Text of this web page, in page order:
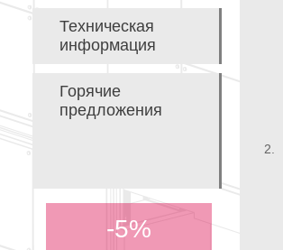
Техническая
информация
Горячие
предложения
-5%
2.